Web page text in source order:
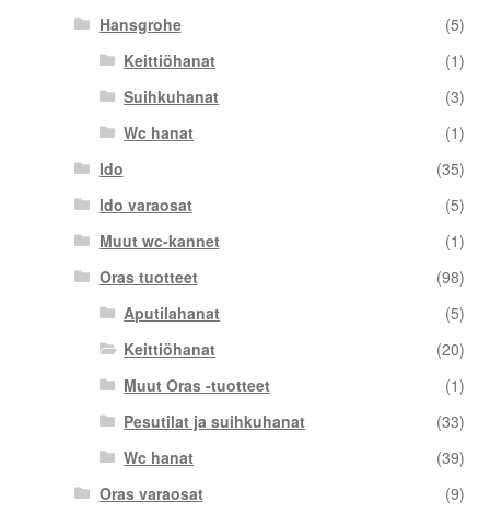
Hansgrohe
(5)
Keittiöhanat
(1)
Suihkuhanat
(3)
Wc hanat
(1)
Ido
(35)
Ido varaosat
(5)
Muut wc-kannet
(1)
Oras tuotteet
(98)
Aputilahanat
(5)
Keittiöhanat
(20)
Muut Oras -tuotteet
(1)
Pesutilat ja suihkuhanat
(33)
Wc hanat
(39)
Oras varaosat
(9)